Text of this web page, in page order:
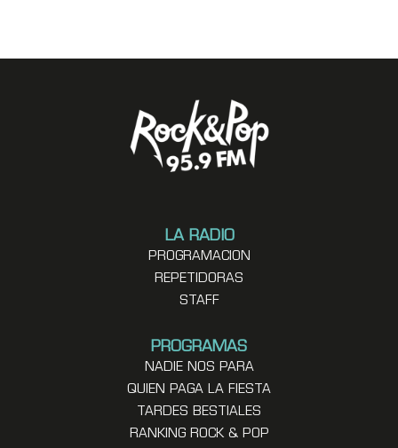
LA RADIO
PROGRAMACION
REPETIDORAS
STAFF
PROGRAMAS
NADIE NOS PARA
QUIEN PAGA LA FIESTA
TARDES BESTIALES
RANKING ROCK & POP